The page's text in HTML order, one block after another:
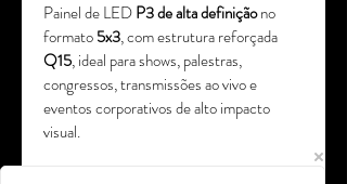
Painel de LED P3 de alta definição no
formato 5x3, com estrutura reforçada
Q15, ideal para shows, palestras,
congressos, transmissões ao vivo e
eventos corporativos de alto impacto
visual.